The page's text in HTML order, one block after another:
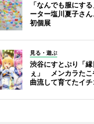
「なんでも服にす
ーター塩川夏子さ
初個展
見る・遊ぶ
渋谷にすとぷり「
ぇ」 メンカラたこ
曲流して育てたイチ